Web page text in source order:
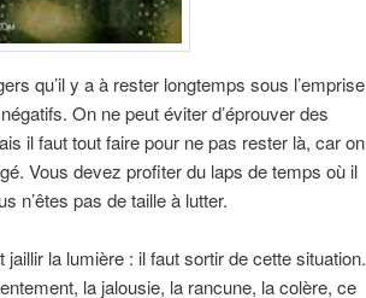
qu’il y a à rester longtemps sous l’emprise
On ne peut éviter d’éprouver des
il faut tout faire pour ne pas rester là, car on
Vous devez profiter du laps de temps où il
n’êtes pas de taille à lutter.
jaillir la lumière : il faut sortir de cette situation.
la jalousie, la rancune, la colère, ce